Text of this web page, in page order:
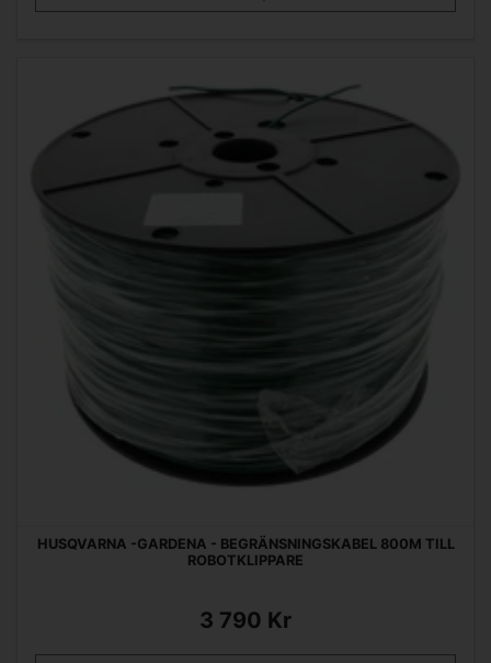
HUSQVARNA -GARDENA - BEGRÄNSNINGSKABEL 800M TILL
ROBOTKLIPPARE
3 790 Kr